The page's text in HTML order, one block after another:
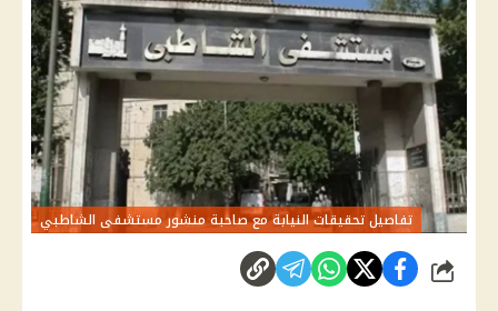
تفاصيل تحقيقات النيابة مع صاحبة منشور مستشفى الشاطبي
شارك